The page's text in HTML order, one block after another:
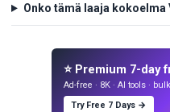
Onko tämä laaja
⭐ Premium 7-day
Ad-free · 8K · AI tools ·
Try Free 7 Days →